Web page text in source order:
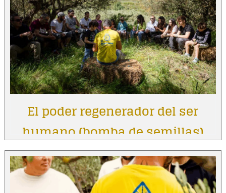
El poder regenerador del ser
humano (bomba de semillas)